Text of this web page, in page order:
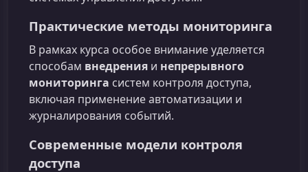
Практические методы мониторинга
В рамках курса особое внимание уделяется
способам внедрения и непрерывного
мониторинга систем контроля доступа,
включая применение автоматизации и
журналирования событий.
Современные модели контроля
доступа